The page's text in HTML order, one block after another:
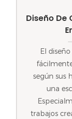
Diseño De
El
según sus
una
trabajos